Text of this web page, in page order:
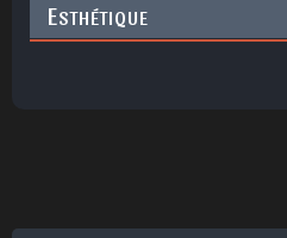
ESTHÉTIQUE